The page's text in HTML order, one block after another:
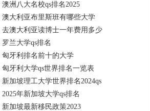
澳洲八大名校qs排名2025
澳大利亚布里斯班有哪些大学
去澳大利亚读博士一年费用多少
罗兰大学qs排名
匈牙利排名前十的大学
匈牙利大学qs世界排名一览表
新加坡理工大学世界排名2024qs
2025年新加坡大学qs排名
新加坡最新移民政策2023